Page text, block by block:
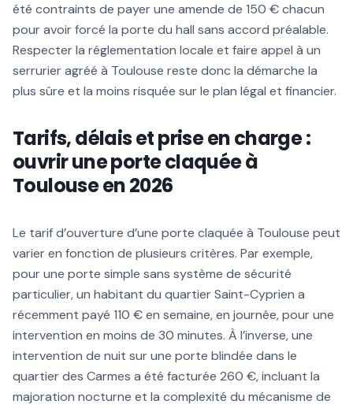
été contraints de payer une amende de 150 € chacun
pour avoir forcé la porte du hall sans accord préalable.
Respecter la réglementation locale et faire appel à un
serrurier agréé à Toulouse reste donc la démarche la
plus sûre et la moins risquée sur le plan légal et financier.
Tarifs, délais et prise en charge :
ouvrir une porte claquée à
Toulouse en 2026
Le tarif d’ouverture d’une porte claquée à Toulouse peut
varier en fonction de plusieurs critères. Par exemple,
pour une porte simple sans système de sécurité
particulier, un habitant du quartier Saint-Cyprien a
récemment payé 110 € en semaine, en journée, pour une
intervention en moins de 30 minutes. À l’inverse, une
intervention de nuit sur une porte blindée dans le
quartier des Carmes a été facturée 260 €, incluant la
majoration nocturne et la complexité du mécanisme de